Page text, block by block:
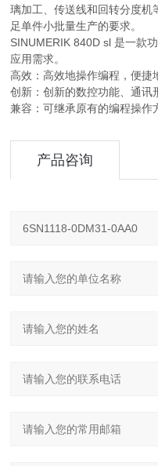
璃加工、传送线和回转分度机
足单件小批量生产的要求。
SINUMERIK 840D sl 是一款
应用需求。
高效：高效地操作编程，便捷
创新：创新的数控功能、通讯
兼容：可继承原有的编程操作
产品咨询